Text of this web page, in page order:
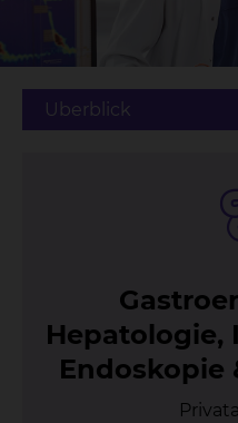
He­pa­to­lo­gie,
En­do­sko­pie